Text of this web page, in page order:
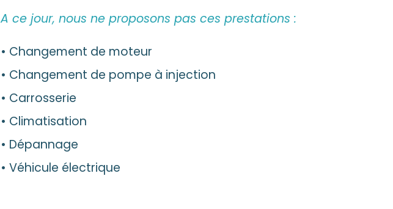
A ce jour, nous ne proposons pas ces prestations :
• Changement de moteur
• Changement de pompe à injection
• Carrosserie
• Climatisation
• Dépannage
• Véhicule électrique